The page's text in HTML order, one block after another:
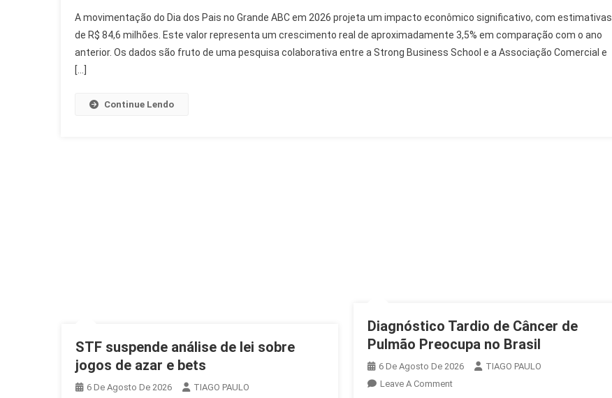
ABC:
Movimentação
De
A movimentação do Dia dos Pais no Grande ABC em 2026 projeta um impacto econômico significativo, com estimativas
de R$ 84,6 milhões. Este valor representa um crescimento real de aproximadamente 3,5% em comparação com o ano
anterior. Os dados são fruto de uma pesquisa colaborativa entre a Strong Business School e a Associação Comercial e
[…]
Continue Lendo
STF suspende análise de lei sobre
jogos de azar e bets
6 De Agosto De 2026
TIAGO PAULO
Diagnóstico Tardio de Câncer de
Pulmão Preocupa no Brasil
6 De Agosto De 2026
TIAGO PAULO
Leave A CommentOn